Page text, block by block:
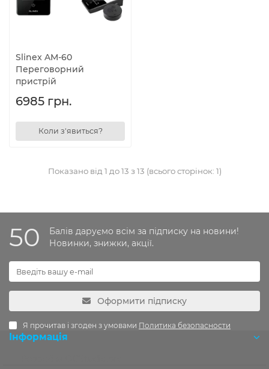
Slinex AM-60
Переговорний
пристрій
6985 грн.
Коли з'явиться?
Показано від 1 до 13 з 13 (всього сторінок: 1)
50
Балів даруємо всім за підписку на новини!
Новинки, знижки, акції.
Оформити підписку
Я прочитав і згоден з умовами Политика безопасности
Інформація